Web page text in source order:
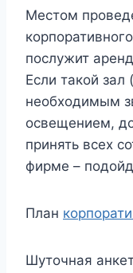
Местом
послужит
Если такой зал
необходимым
освещением,
принять всех
фирме –
План
Шуточная